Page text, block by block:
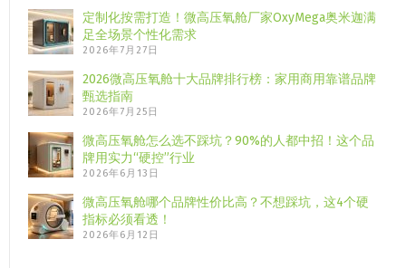
定制化按需打造！微高压氧舱厂家OxyMega奥米迦满
足全场景个性化需求
2026年7月27日
2026微高压氧舱十大品牌排行榜：家用商用靠谱品牌
甄选指南
2026年7月25日
微高压氧舱怎么选不踩坑？90%的人都中招！这个品
牌用实力“硬控”行业
2026年6月13日
微高压氧舱哪个品牌性价比高？不想踩坑，这4个硬
指标必须看透！
2026年6月12日